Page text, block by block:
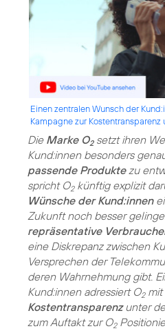
Einen zentralen Wunsch der
Kampagne zur Kostentransparenz
Die Marke O2setzt ihren
Kund:innen besonders
passende Produktezu
spricht O2künftig explizit
Wünsche der Kund:innen
Zukunft noch besser
repräsentative
eine Diskrepanz zwischen
Versprechen der
deren Wahrnehmung gibt.
Kund:innen adressiert O2mit
Kostentransparenzunter
zum Auftakt zur O2